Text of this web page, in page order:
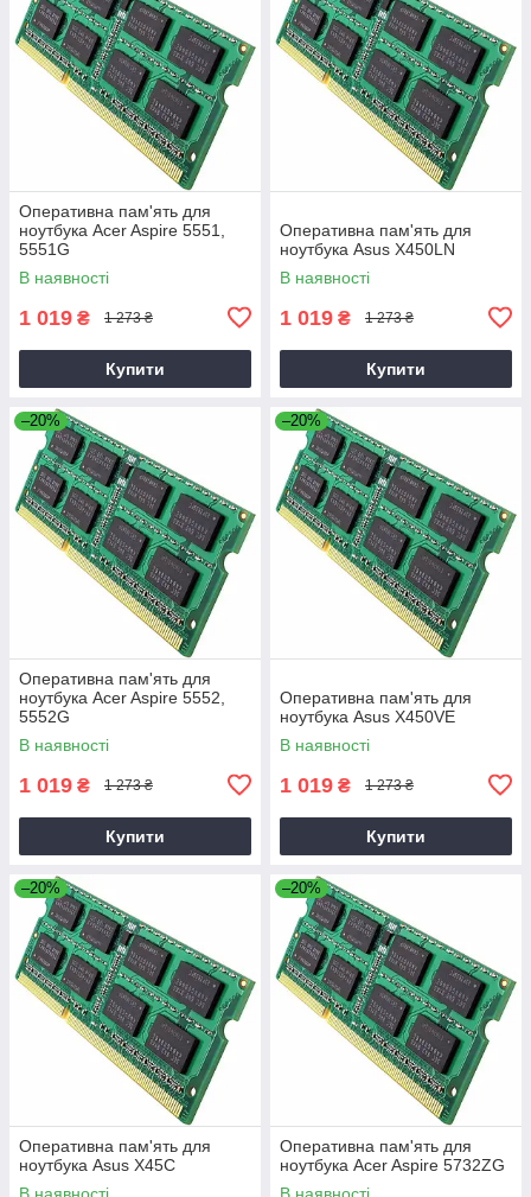
Оперативна пам'ять для
ноутбука Acer Aspire 5551,
5551G
В наявності
1 019 ₴ 1 273 ₴
Купити
Оперативна пам'ять для
ноутбука Asus X450LN
В наявності
1 019 ₴ 1 273 ₴
Купити
–20%
Оперативна пам'ять для
ноутбука Acer Aspire 5552,
5552G
В наявності
1 019 ₴ 1 273 ₴
Купити
–20%
Оперативна пам'ять для
ноутбука Asus X450VE
В наявності
1 019 ₴ 1 273 ₴
Купити
–20%
Оперативна пам'ять для
ноутбука Asus X45C
–20%
Оперативна пам'ять для
ноутбука Acer Aspire 5732ZG